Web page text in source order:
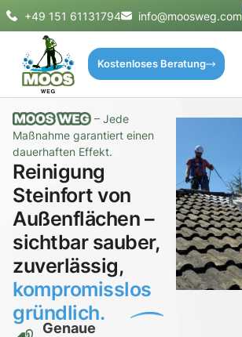
+49 151 61131794 info@moosweg.com
Kostenloses Beratung
– Jede
Maßnahme garantiert einen
dauerhaften Effekt.
Reinigung
Steinfort von
Außenflächen –
sichtbar sauber,
zuverlässig,
kompromisslos
gründlich.
Genaue